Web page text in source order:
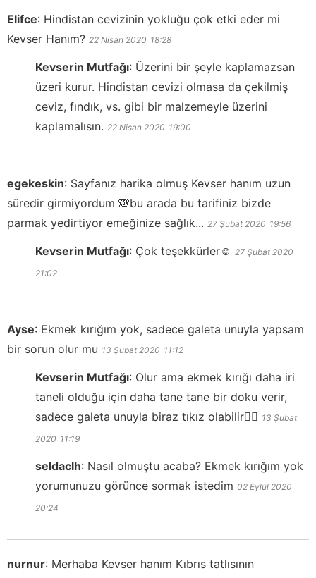
Elifce: Hindistan cevizinin yokluğu çok etki eder mi
Kevser Hanım? 22 Nisan 2020 18:28
Kevserin Mutfağı: Üzerini bir şeyle kaplamazsan
üzeri kurur. Hindistan cevizi olmasa da çekilmiş
ceviz, fındık, vs. gibi bir malzemeyle üzerini
kaplamalısın. 22 Nisan 2020 19:00
egekeskin: Sayfanız harika olmuş Kevser hanım uzun
süredir girmiyordum 🙈bu arada bu tarifiniz bizde
parmak yedirtiyor emeğinize sağlık... 27 Şubat 2020 19:56
Kevserin Mutfağı: Çok teşekkürler☺️ 27 Şubat 2020
21:02
Ayse: Ekmek kırığım yok, sadece galeta unuyla yapsam
bir sorun olur mu 13 Şubat 2020 11:12
Kevserin Mutfağı: Olur ama ekmek kırığı daha iri
taneli olduğu için daha tane tane bir doku verir,
sadece galeta unuyla biraz tıkız olabilir👍🏻 13 Şubat
2020 11:19
seldaclh: Nasıl olmuştu acaba? Ekmek kırığım yok
yorumunuzu görünce sormak istedim 02 Eylül 2020
20:24
nurnur: Merhaba Kevser hanım Kıbrıs tatlısının